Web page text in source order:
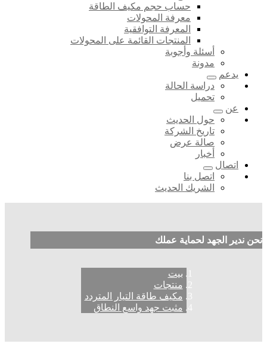
حساب حجم مكيف الطاقة
معرفة المحولات
المعرفة التوافقية
المنتجات القائمة على المحولات
أسئلة وأجوبة
مدونة
يدعم
دراسة الحالة
تحميل
عن
حول الحديث
تاريخ الشركة
صالة عرض
أخبار
اتصال
اتصل بنا
الشريك الحديث
نحن ندير الجهد لحماية عملك
بيت
منتجات
مكيف طاقة التيار المتردد
مثبت جهد واسع النطاق